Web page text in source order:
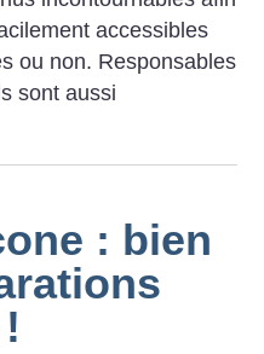
accessibles
ou non. Responsables
sont aussi
: bien
!